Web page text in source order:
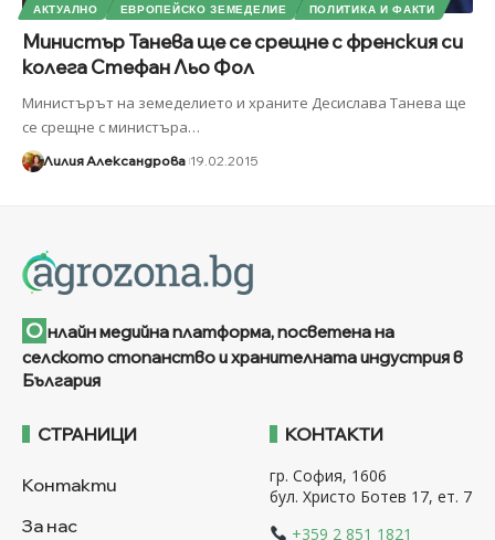
АКТУАЛНО ЕВРОПЕЙСКО ЗЕМЕДЕЛИЕ ПОЛИТИКА И ФАКТИ
Министър Танева ще се срещне с френския си
колега Стефан Льо Фол
Министърът на земеделието и храните Десислава Танева ще
се срещне с министъра…
Лилия Александрова 19.02.2015
О нлайн медийна платформа, посветена на
селското стопанство и хранителната индустрия в
България
СТРАНИЦИ
Контакти
За нас
КОНТАКТИ
гр. София, 1606
бул. Христо Ботев 17, ет. 7
+359 2 851 1821